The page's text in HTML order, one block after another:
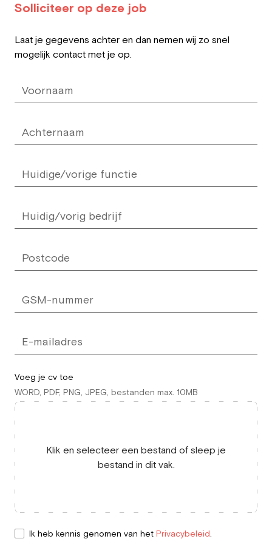
Solliciteer op deze job
field
Laat je gegevens achter en dan nemen wij zo snel
mogelijk contact met je op.
Voeg je cv toe
WORD, PDF, PNG, JPEG, bestanden max. 10MB
Klik en selecteer een bestand of sleep je
bestand in dit vak.
Ik heb kennis genomen van het Privacybeleid